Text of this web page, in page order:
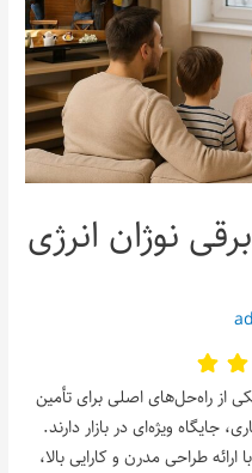
نوژان انرژی
از راه‌حل‌های اصلی برای تأمین
ویژه‌ای در بازار دارند.
طراحی مدرن و کارایی بالا،